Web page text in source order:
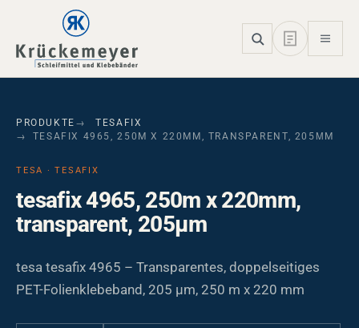
Skip to main navigation
Skip to main content
Skip to page footer
PRODUKTE
TESAFIX
TESAFIX 4965, 250M X 220MM, TRANSPARENT, 205ΜM
TESA · TESAFIX
tesafix 4965, 250m x 220mm,
transparent, 205µm
tesa tesafix 4965 – Transparentes, doppelseitiges
PET-Folienklebeband, 205 µm, 250 m x 220 mm